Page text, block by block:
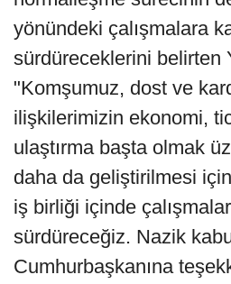
yönündeki çalışmalara
sürdüreceklerini belirten
"Komşumuz, dost ve
ilişkilerimizin ekonomi,
ulaştırma başta olmak
daha da geliştirilmesi
iş birliği içinde
sürdüreceğiz. Nazik
Cumhurbaşkanına